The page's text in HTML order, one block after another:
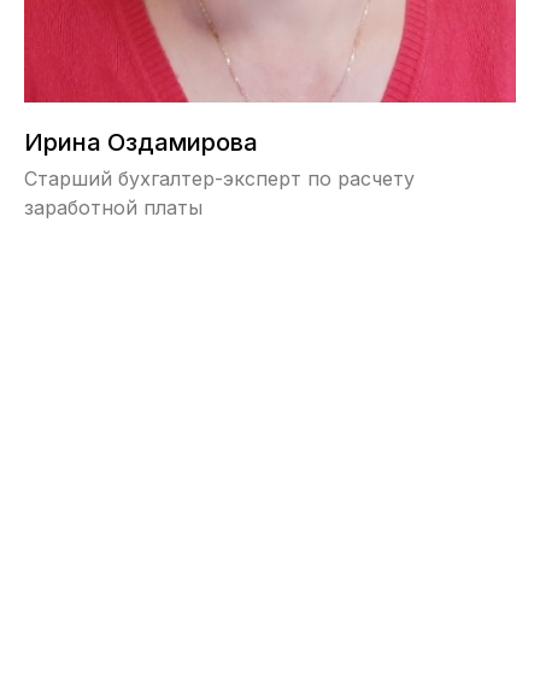
Ирина Оздамирова
Старший бухгалтер-эксперт по расчету
заработной платы